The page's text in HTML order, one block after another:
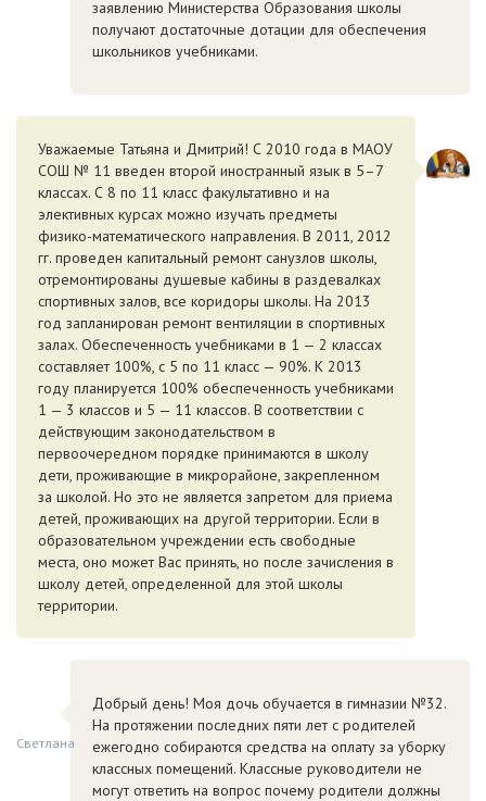
заявлению Министерства Образования школы
получают достаточные дотации для обеспечения
школьников учебниками.
Уважаемые Татьяна и Дмитрий! С 2010 года в МАОУ
СОШ № 11 введен второй иностранный язык в 5–7
классах. С 8 по 11 класс факультативно и на
элективных курсах можно изучать предметы
физико-математического направления. В 2011, 2012
гг. проведен капитальный ремонт санузлов школы,
отремонтированы душевые кабины в раздевалках
спортивных залов, все коридоры школы. На 2013
год запланирован ремонт вентиляции в спортивных
залах. Обеспеченность учебниками в 1 — 2 классах
составляет 100%, с 5 по 11 класс — 90%. К 2013
году планируется 100% обеспеченность учебниками
1 — 3 классов и 5 — 11 классов. В соответствии с
действующим законодательством в
первоочередном порядке принимаются в школу
дети, проживающие в микрорайоне, закрепленном
за школой. Но это не является запретом для приема
детей, проживающих на другой территории. Если в
образовательном учреждении есть свободные
места, оно может Вас принять, но после зачисления в
школу детей, определенной для этой школы
территории.
Светлана
Добрый день! Моя дочь обучается в гимназии №32.
На протяжении последних пяти лет с родителей
ежегодно собираются средства на оплату за уборку
классных помещений. Классные руководители не
могут ответить на вопрос почему родители должны